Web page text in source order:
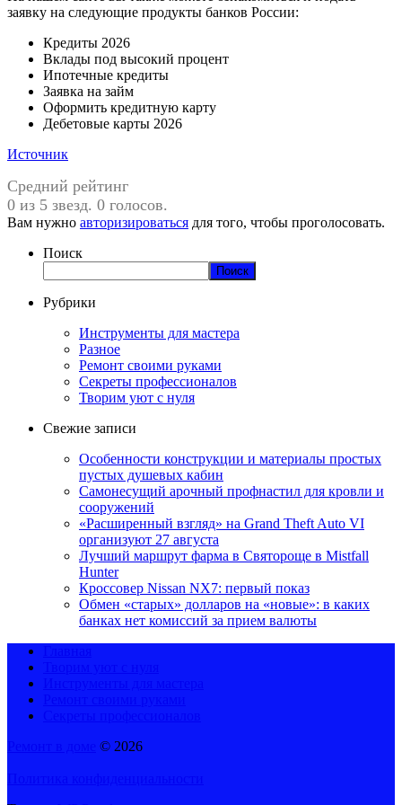
заявку на следующие продукты банков России:
Кредиты 2026
Вклады под высокий процент
Ипотечные кредиты
Заявка на займ
Оформить кредитную карту
Дебетовые карты 2026
Источник
Средний рейтинг
0 из 5 звезд. 0 голосов.
Вам нужно авторизироваться для того, чтобы проголосовать.
Поиск
Поиск
Рубрики
Инструменты для мастера
Разное
Ремонт своими руками
Секреты профессионалов
Творим уют с нуля
Свежие записи
Особенности конструкции и материалы простых
пустых душевых кабин
Самонесущий арочный профнастил для кровли и
сооружений
«Расширенный взгляд» на Grand Theft Auto VI
организуют 27 августа
Лучший маршрут фарма в Святороще в Mistfall
Hunter
Кроссовер Nissan NX7: первый показ
Обмен «старых» долларов на «новые»: в каких
банках нет комиссий за прием валюты
© 2026